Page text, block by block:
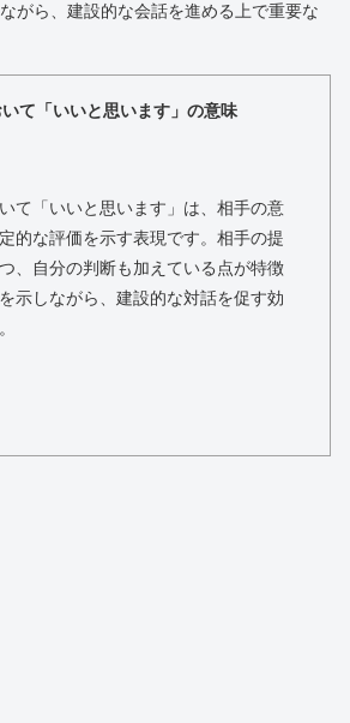
がら、建設的な会話を進める上で重要な
て「いいと思います」の意味
て「いいと思います」は、相手の意
的な評価を示す表現です。相手の提
、自分の判断も加えている点が特徴
示しながら、建設的な対話を促す効